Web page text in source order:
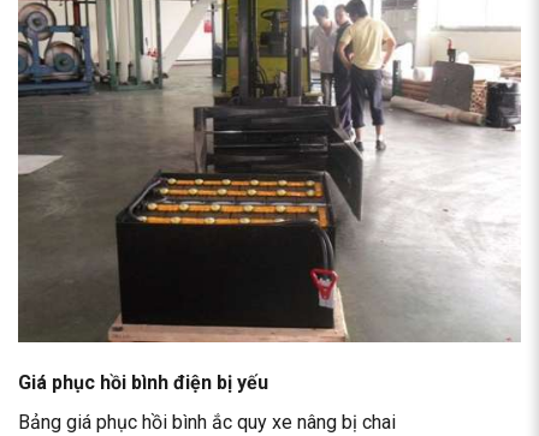
Giá phục hồi bình điện bị yếu
Bảng giá phục hồi bình ắc quy xe nâng bị chai